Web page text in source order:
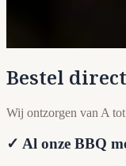
Bestel
Wij ontzorgen van A
✓ Al onze BBQ